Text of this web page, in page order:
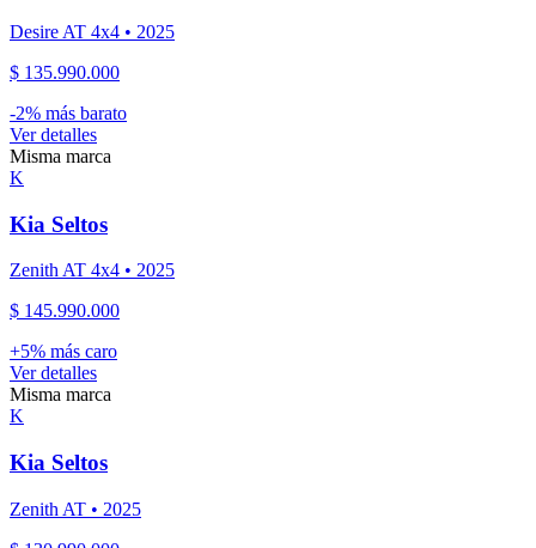
Desire AT 4x4 • 2025
$ 135.990.000
-2% más barato
Ver detalles
Misma marca
K
Kia Seltos
Zenith AT 4x4 • 2025
$ 145.990.000
+5% más caro
Ver detalles
Misma marca
K
Kia Seltos
Zenith AT • 2025